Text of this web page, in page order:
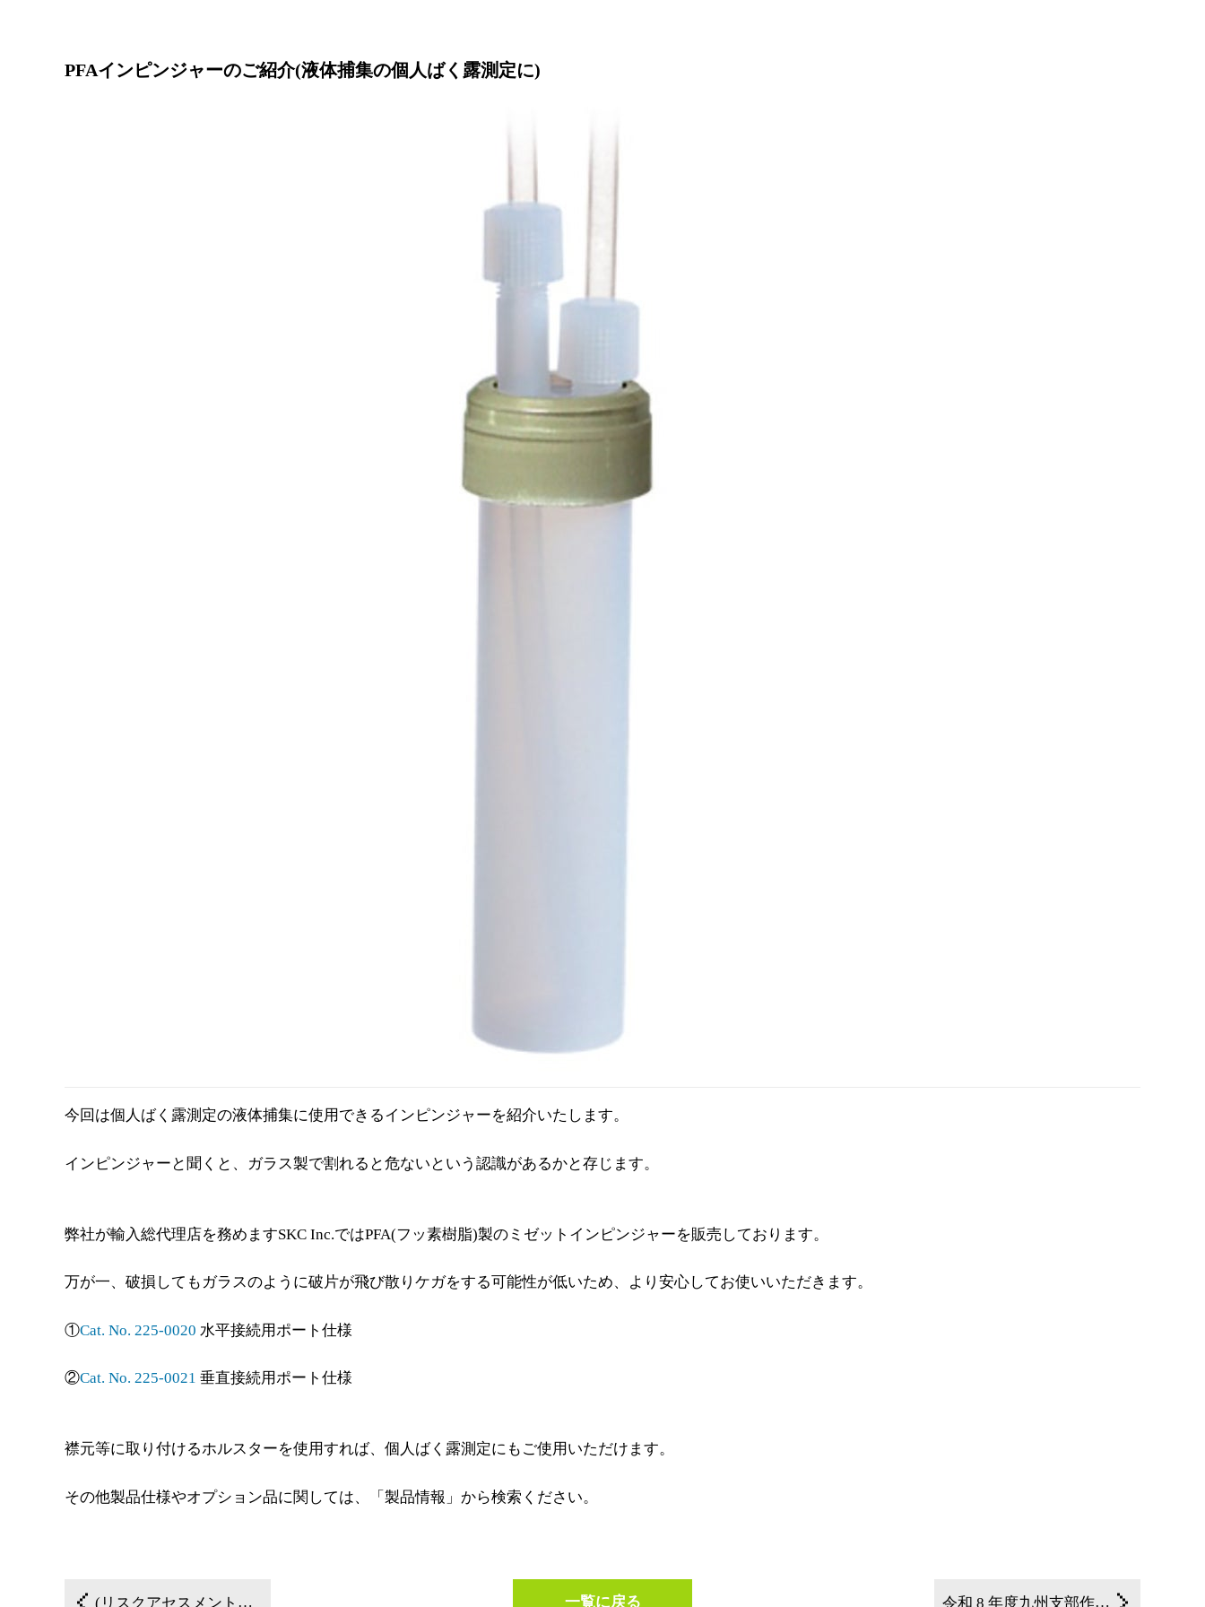
Posted
PFAインピンジャーのご紹介(液体捕集の個人ばく露測定に)
今回は個人ばく露測定の液体捕集に使用できるインピンジャーを紹介いたします。
インピンジャーと聞くと、ガラス製で割れると危ないという認識があるかと存じます。
弊社が輸入総代理店を務めますSKC Inc.ではPFA(フッ素樹脂)製のミゼットインピンジャーを販売しております。
万が一、破損してもガラスのように破片が飛び散りケガをする可能性が低いため、より安心してお使いいただきます。
①Cat. No. 225-0020 水平接続用ポート仕様
②Cat. No. 225-0021 垂直接続用ポート仕様
襟元等に取り付けるホルスターを使用すれば、個人ばく露測定にもご使用いただけます。
その他製品仕様やオプション品に関しては、「製品情報」から検索ください。
(リスクアセスメント対象物質) 過酸化水素用サンプラーのご紹介 令和 8 年度九州支部作業環境測定技術研修会のご案内(2026年6月18日～19日)
一覧に戻る